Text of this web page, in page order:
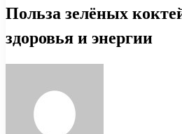
Польза зелёных
здоровья и энергии